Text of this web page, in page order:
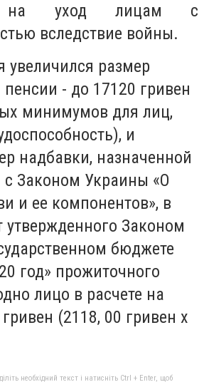
на уход лицам с
вследствие войны.
увеличился размер
- до 17120 гривен
минимумов для лиц,
и
надбавки, назначенной
с Законом Украины «О
и ее компонентов», в
утвержденного Законом
бюджете
год» прожиточного
лицо в расчете на
(2118, 00 гривен х
необхідний текст і натисніть Ctrl + Enter, щоб